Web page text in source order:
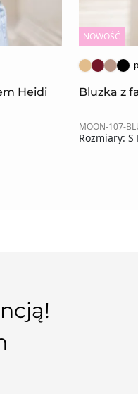
Heidi
NOWOŚĆ
Bluzka z
MOON-107-
Rozmiary: S